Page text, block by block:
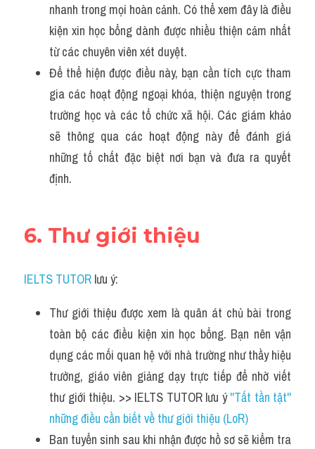
nhanh trong mọi hoàn cảnh. Có thể xem đây là điều
kiện xin học bổng dành được nhiều thiện cảm nhất
từ các chuyên viên xét duyệt.
Để thể hiện được điều này, bạn cần tích cực tham
gia các hoạt động ngoại khóa, thiện nguyện trong
trường học và các tổ chức xã hội. Các giám khảo
sẽ thông qua các hoạt động này để đánh giá
những tố chất đặc biệt nơi bạn và đưa ra quyết
định.
6. Thư giới thiệu
IELTS TUTOR lưu ý:
Thư giới thiệu được xem là quân át chủ bài trong
toàn bộ các điều kiện xin học bổng. Bạn nên vận
dụng các mối quan hệ với nhà trường như thầy hiệu
trưởng, giáo viên giảng dạy trực tiếp để nhờ viết
thư giới thiệu. >> IELTS TUTOR lưu ý ''Tất tần tật''
những điều cần biết về thư giới thiệu (LoR)
Ban tuyển sinh sau khi nhận được hồ sơ sẽ kiểm tra